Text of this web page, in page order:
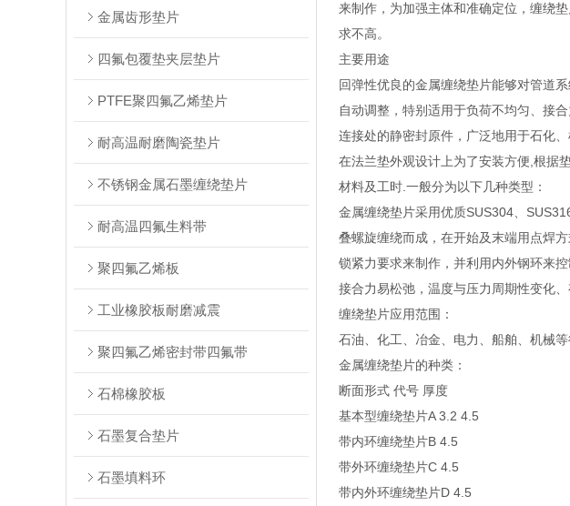
金属齿形垫片
四氟包覆垫夹层垫片
PTFE聚四氟乙烯垫片
耐高温耐磨陶瓷垫片
不锈钢金属石墨缠绕垫片
耐高温四氟生料带
聚四氟乙烯板
工业橡胶板耐磨减震
聚四氟乙烯密封带四氟带
石棉橡胶板
石墨复合垫片
石墨填料环
来制作，为加强主体和准确定位，缠绕
求不高。
主要用途
回弹性优良的金属缠绕垫片能够对管道
自动调整，特别适用于负荷不均匀、接
连接处的静密封原件，广泛地用于石化
在法兰垫外观设计上为了安装方便,根据
材料及工时.一般分为以下几种类型：
金属缠绕垫片采用优质SUS304、
叠螺旋缠绕而成，在开始及末端用点焊
锁紧力要求来制作，并利用内外钢环来
接合力易松弛，温度与压力周期性变化
缠绕垫片应用范围：
石油、化工、冶金、电力、船舶、机械
金属缠绕垫片的种类：
断面形式 代号 厚度
基本型缠绕垫片A 3.2 4.5
带内环缠绕垫片B 4.5
带外环缠绕垫片C 4.5
带内外环缠绕垫片D 4.5